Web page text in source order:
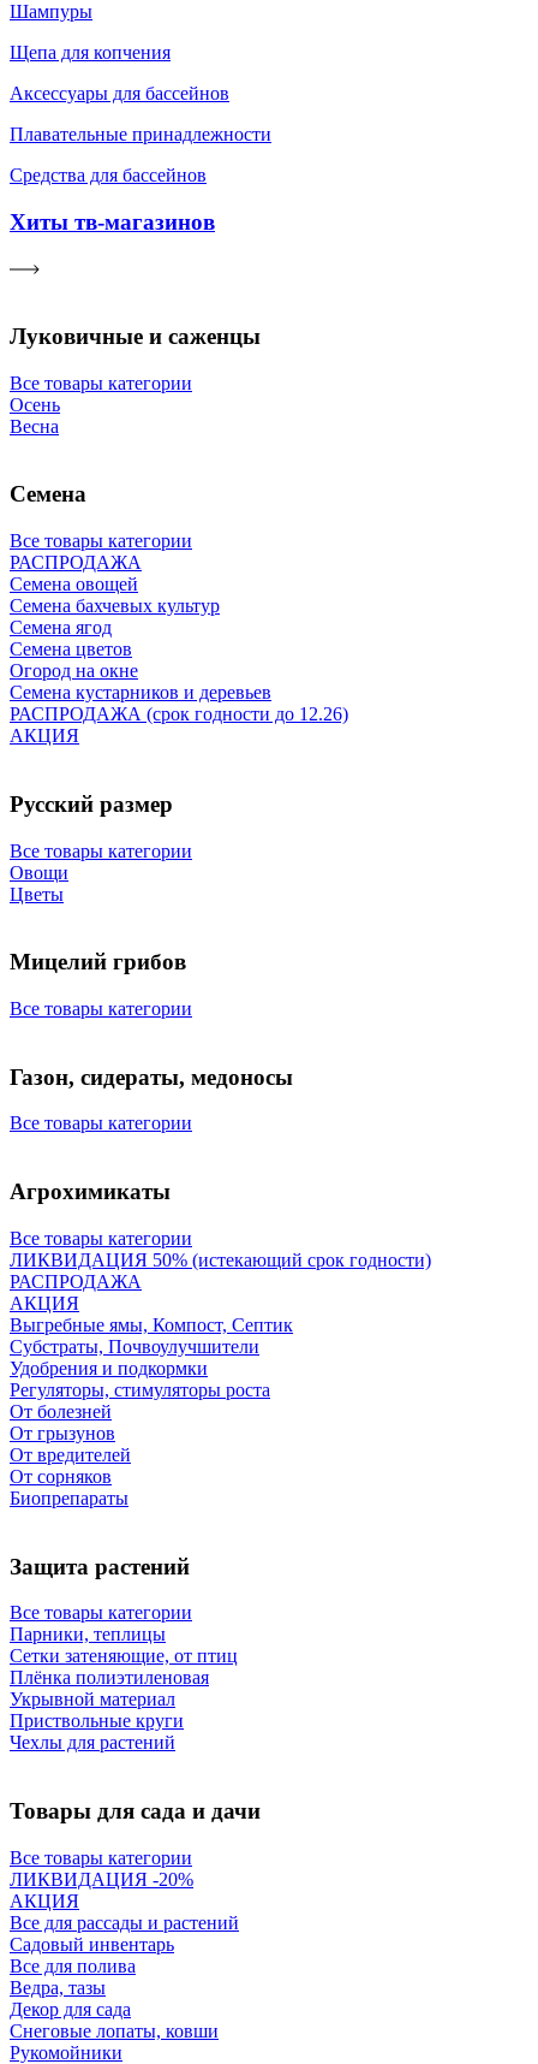
Шампуры
Щепа для копчения
Аксессуары для бассейнов
Плавательные принадлежности
Средства для бассейнов
Хиты тв-магазинов
Луковичные и саженцы
Все товары категории
Осень
Весна
Семена
Все товары категории
РАСПРОДАЖА
Семена овощей
Семена бахчевых культур
Семена ягод
Семена цветов
Огород на окне
Семена кустарников и деревьев
РАСПРОДАЖА (срок годности до 12.26)
АКЦИЯ
Русский размер
Все товары категории
Овощи
Цветы
Мицелий грибов
Все товары категории
Газон, сидераты, медоносы
Все товары категории
Агрохимикаты
Все товары категории
ЛИКВИДАЦИЯ 50% (истекающий срок годности)
РАСПРОДАЖА
АКЦИЯ
Выгребные ямы, Компост, Септик
Субстраты, Почвоулучшители
Удобрения и подкормки
Регуляторы, стимуляторы роста
От болезней
От грызунов
От вредителей
От сорняков
Биопрепараты
Защита растений
Все товары категории
Парники, теплицы
Сетки затеняющие, от птиц
Плёнка полиэтиленовая
Укрывной материал
Приствольные круги
Чехлы для растений
Товары для сада и дачи
Все товары категории
ЛИКВИДАЦИЯ -20%
АКЦИЯ
Все для рассады и растений
Садовый инвентарь
Все для полива
Ведра, тазы
Декор для сада
Снеговые лопаты, ковши
Рукомойники